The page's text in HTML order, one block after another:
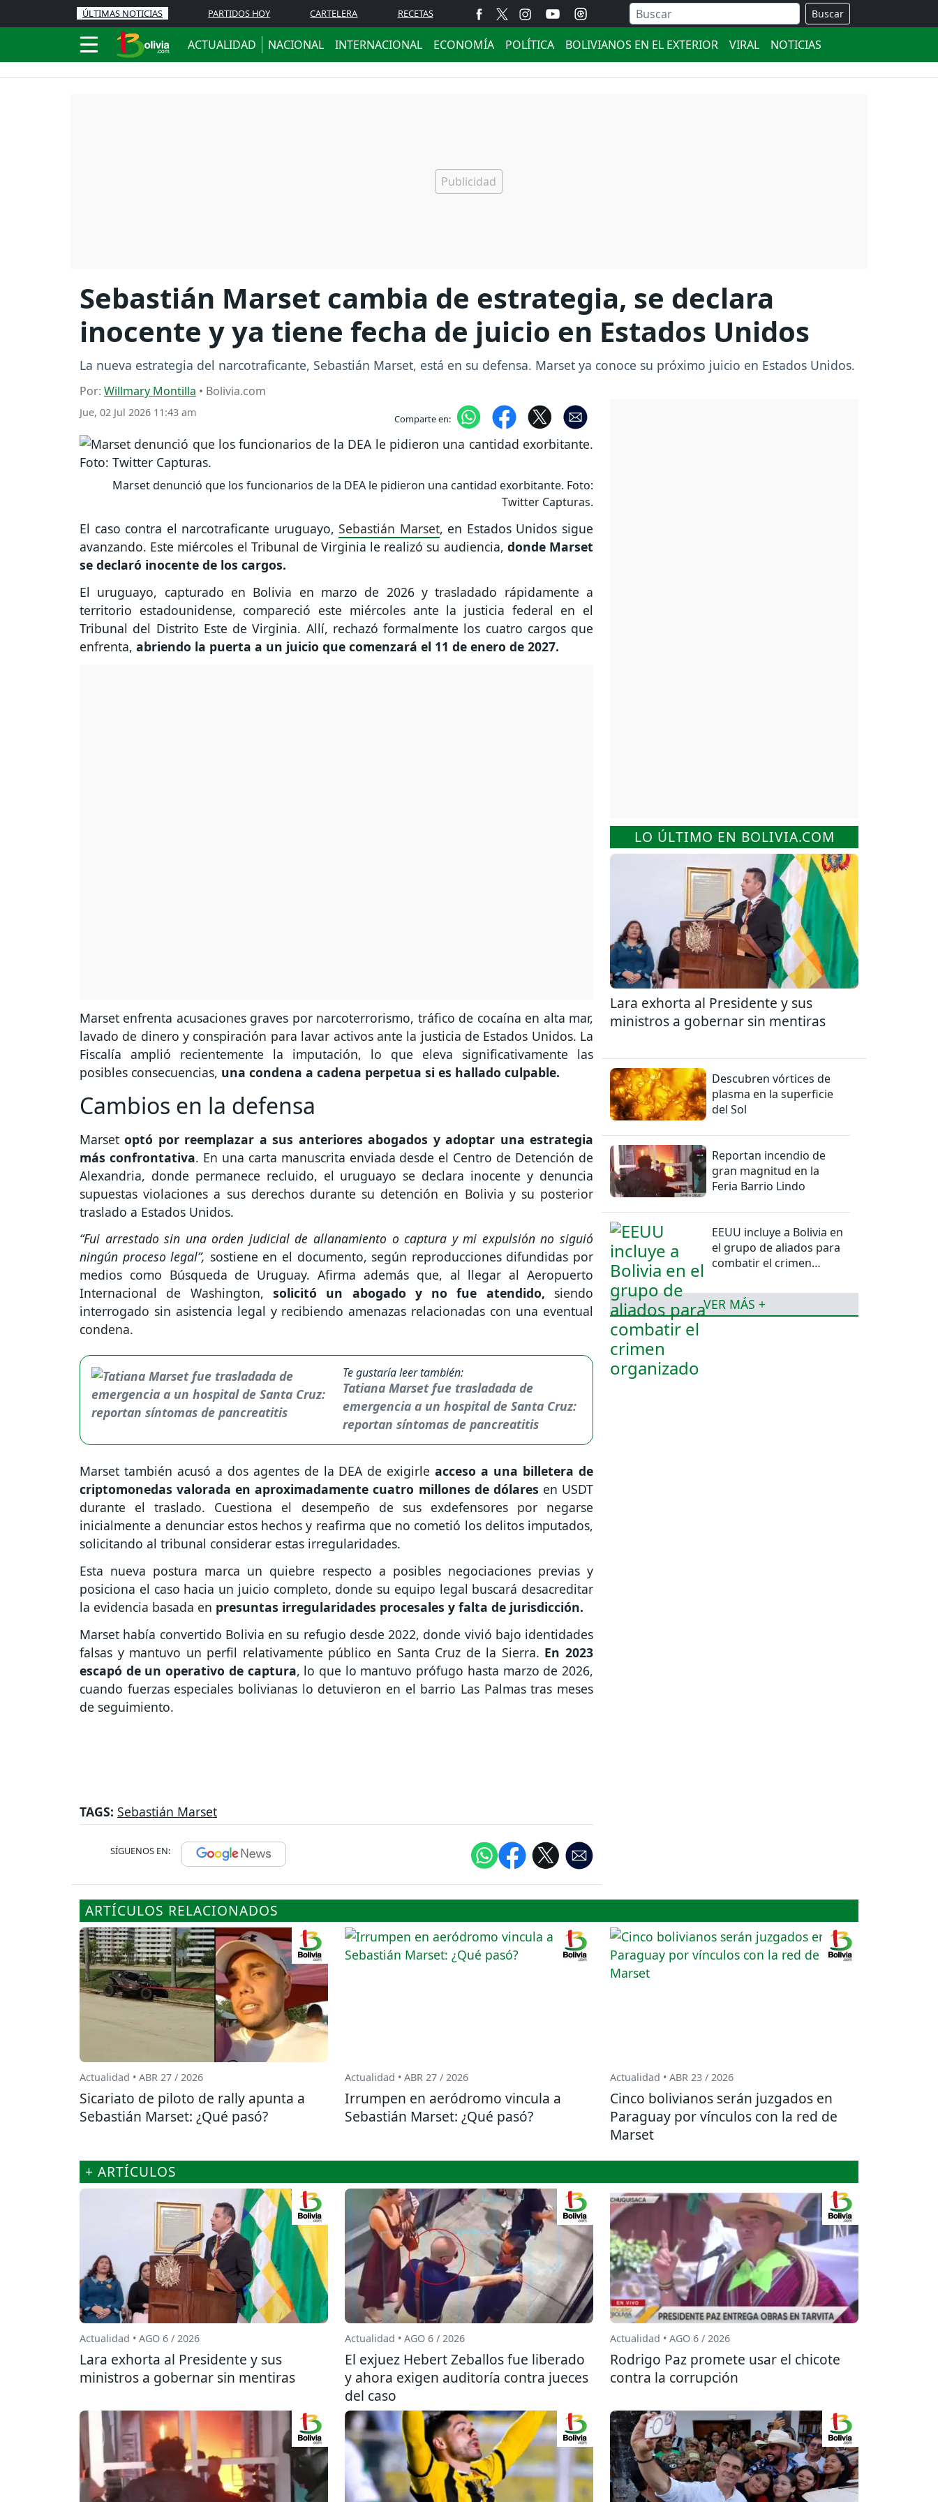
ÚLTIMAS NOTICIAS PARTIDOS HOY CARTELERA RECETAS Buscar
ACTUALIDAD NACIONAL INTERNACIONAL ECONOMÍA POLÍTICA BOLIVIANOS EN EL EXTERIOR VIRAL NOTICIAS
Sebastián Marset cambia de estrategia, se declara
inocente y ya tiene fecha de juicio en Estados Unidos
La nueva estrategia del narcotraficante, Sebastián Marset, está en su defensa. Marset ya conoce su próximo juicio en Estados Unidos.
Por: Willmary Montilla • Bolivia.com
Jue, 02 Jul 2026 11:43 am Comparte en:
Marset denunció que los funcionarios de la DEA le pidieron una cantidad exorbitante. Foto:
Twitter Capturas.
El caso contra el narcotraficante uruguayo, Sebastián Marset, en Estados Unidos sigue
avanzando. Este miércoles el Tribunal de Virginia le realizó su audiencia, donde Marset
se declaró inocente de los cargos.
El uruguayo, capturado en Bolivia en marzo de 2026 y trasladado rápidamente a
territorio estadounidense, compareció este miércoles ante la justicia federal en el
Tribunal del Distrito Este de Virginia. Allí, rechazó formalmente los cuatro cargos que
enfrenta, abriendo la puerta a un juicio que comenzará el 11 de enero de 2027.
Marset enfrenta acusaciones graves por narcoterrorismo, tráfico de cocaína en alta mar,
lavado de dinero y conspiración para lavar activos ante la justicia de Estados Unidos. La
Fiscalía amplió recientemente la imputación, lo que eleva significativamente las
posibles consecuencias, una condena a cadena perpetua si es hallado culpable.
Cambios en la defensa
Marsetoptó por reemplazar a sus anteriores abogados y adoptar una estrategia
más confrontativa. En una carta manuscrita enviada desde el Centro de Detención de
Alexandria, donde permanece recluido, el uruguayo se declara inocente y denuncia
supuestas violaciones a sus derechos durante su detención en Bolivia y su posterior
traslado a Estados Unidos.
“Fui arrestado sin una orden judicial de allanamiento o captura y mi expulsión no siguió
ningún proceso legal”, sostiene en el documento, según reproducciones difundidas por
medios como Búsqueda de Uruguay. Afirma además que, al llegar al Aeropuerto
Internacional de Washington, solicitó un abogado y no fue atendido, siendo
interrogado sin asistencia legal y recibiendo amenazas relacionadas con una eventual
condena.
Te gustaría leer también:
Tatiana Marset fue trasladada de
emergencia a un hospital de Santa Cruz:
reportan síntomas de pancreatitis
Marset también acusó a dos agentes de la DEA de exigirle acceso a una billetera de
criptomonedas valorada en aproximadamente cuatro millones de dólares en USDT
durante el traslado. Cuestiona el desempeño de sus exdefensores por negarse
inicialmente a denunciar estos hechos y reafirma que no cometió los delitos imputados,
solicitando al tribunal considerar estas irregularidades.
Esta nueva postura marca un quiebre respecto a posibles negociaciones previas y
posiciona el caso hacia un juicio completo, donde su equipo legal buscará desacreditar
la evidencia basada en presuntas irregularidades procesales y falta de jurisdicción.
Marset había convertido Bolivia en su refugio desde 2022, donde vivió bajo identidades
falsas y mantuvo un perfil relativamente público en Santa Cruz de la Sierra. En 2023
escapó de un operativo de captura, lo que lo mantuvo prófugo hasta marzo de 2026,
cuando fuerzas especiales bolivianas lo detuvieron en el barrio Las Palmas tras meses
de seguimiento.
TAGS: Sebastián Marset
SÍGUENOS EN:
LO ÚLTIMO EN BOLIVIA.COM
Lara exhorta al Presidente y sus
ministros a gobernar sin mentiras
Descubren vórtices de
plasma en la superficie
del Sol
Reportan incendio de
gran magnitud en la
Feria Barrio Lindo
EEUU incluye a Bolivia en
el grupo de aliados para
combatir el crimen
VER MÁS +
ARTÍCULOS RELACIONADOS
Actualidad • ABR 27 / 2026
Sicariato de piloto de rally apunta a
Sebastián Marset: ¿Qué pasó?
Actualidad • ABR 27 / 2026
Irrumpen en aeródromo vincula a
Sebastián Marset: ¿Qué pasó?
Actualidad • ABR 23 / 2026
Cinco bolivianos serán juzgados en
Paraguay por vínculos con la red de
Marset
+ ARTÍCULOS
Actualidad • AGO 6 / 2026
Lara exhorta al Presidente y sus
ministros a gobernar sin mentiras
Actualidad • AGO 6 / 2026
El exjuez Hebert Zeballos fue liberado
y ahora exigen auditoría contra jueces
del caso
Actualidad • AGO 6 / 2026
Rodrigo Paz promete usar el chicote
contra la corrupción